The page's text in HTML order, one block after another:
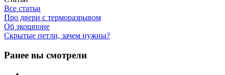
Все статьи
Про двери с терморазрывом
Об экошпоне
Скрытые петли, зачем нужны?
Ранее вы смотрели